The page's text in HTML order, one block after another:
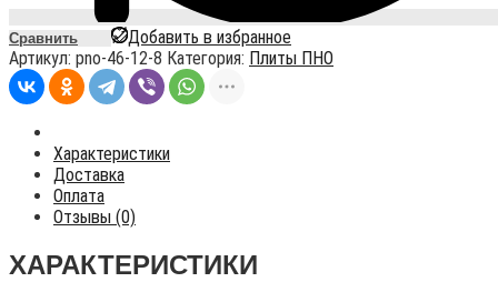
Сравнить
Добавить в избранное
Артикул: pno-46-12-8 Категория: Плиты ПНО
Характеристики
Доставка
Оплата
Отзывы (0)
ХАРАКТЕРИСТИКИ